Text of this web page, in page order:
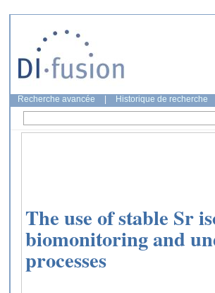
Recherche avancée Historique de recherche
The use of stable Sr
biomonitoring and
processes